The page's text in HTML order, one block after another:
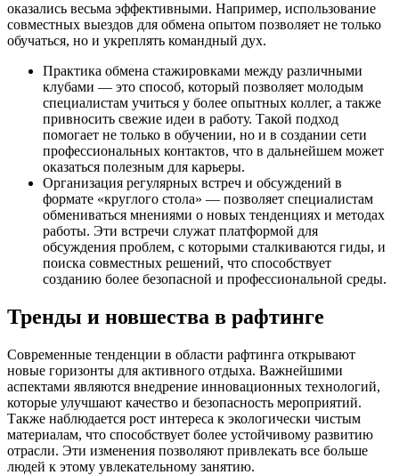
оказались весьма эффективными. Например, использование
совместных выездов для обмена опытом позволяет не только
обучаться, но и укреплять командный дух.
Практика обмена стажировками между различными
клубами — это способ, который позволяет молодым
специалистам учиться у более опытных коллег, а также
привносить свежие идеи в работу. Такой подход
помогает не только в обучении, но и в создании сети
профессиональных контактов, что в дальнейшем может
оказаться полезным для карьеры.
Организация регулярных встреч и обсуждений в
формате «круглого стола» — позволяет специалистам
обмениваться мнениями о новых тенденциях и методах
работы. Эти встречи служат платформой для
обсуждения проблем, с которыми сталкиваются гиды, и
поиска совместных решений, что способствует
созданию более безопасной и профессиональной среды.
Тренды и новшества в рафтинге
Современные тенденции в области рафтинга открывают
новые горизонты для активного отдыха. Важнейшими
аспектами являются внедрение инновационных технологий,
которые улучшают качество и безопасность мероприятий.
Также наблюдается рост интереса к экологически чистым
материалам, что способствует более устойчивому развитию
отрасли. Эти изменения позволяют привлекать все больше
людей к этому увлекательному занятию.